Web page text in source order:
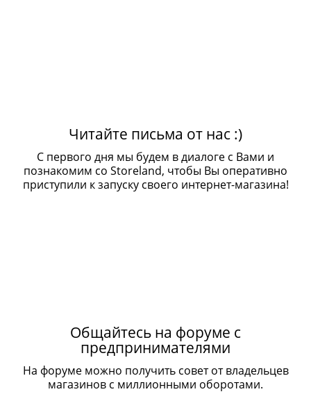
Читайте письма от нас :)
С первого дня мы будем в диалоге с Вами и
познакомим со Storeland, чтобы Вы оперативно
приступили к запуску своего интернет-магазина!
Общайтесь на форуме с
предпринимателями
На форуме можно получить совет от владельцев
магазинов с миллионными оборотами.